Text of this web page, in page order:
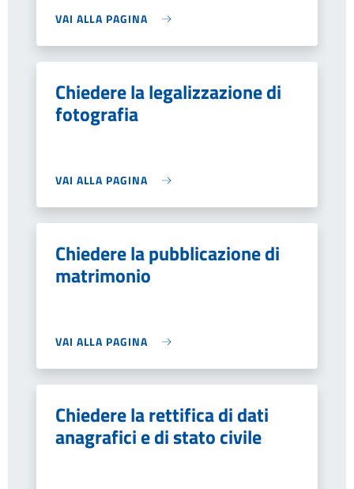
VAI ALLA PAGINA
Chiedere la legalizzazione di
fotografia
VAI ALLA PAGINA
Chiedere la pubblicazione di
matrimonio
VAI ALLA PAGINA
Chiedere la rettifica di dati
anagrafici e di stato civile